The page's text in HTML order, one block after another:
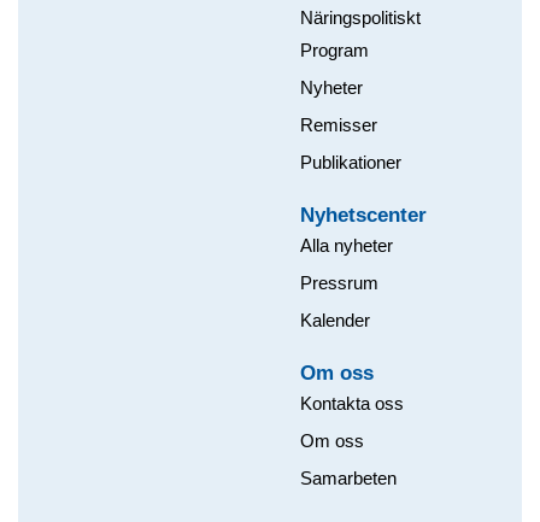
Näringspolitiskt
Program
Nyheter
Remisser
Publikationer
Nyhetscenter
Alla nyheter
Pressrum
Kalender
Om oss​
Kontakta oss
Om oss
Samarbeten